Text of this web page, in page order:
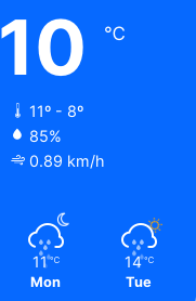
10 ℃
11º - 8º
85%
0.89 km/h
11 ℃
Mon
14 ℃
Tue